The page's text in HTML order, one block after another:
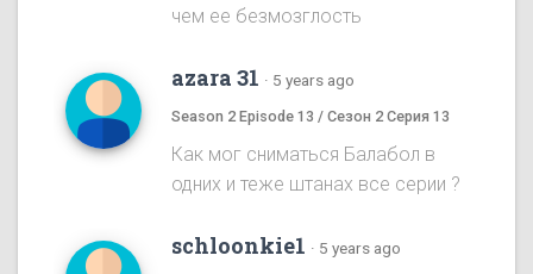
чем ее безмозглость
azara 31 · 5 years ago
Season 2 Episode 13 / Сезон 2 Серия 13
Как мог сниматься Балабол в
одних и теже штанах все серии ?
schloonkie1 · 5 years ago